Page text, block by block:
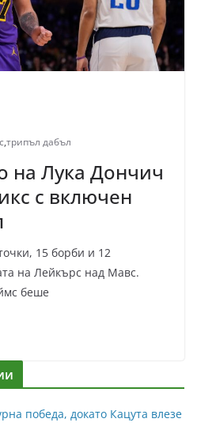
,трипъл дабъл
на Лука Дончич
с включен
15 борби и 12
на Лейкърс над Мавс.
беше
победа, докато Кацута влезе